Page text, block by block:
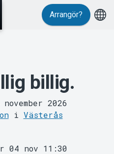
Arrangör?
billig.
2026
i Västerås
04 nov 11:30